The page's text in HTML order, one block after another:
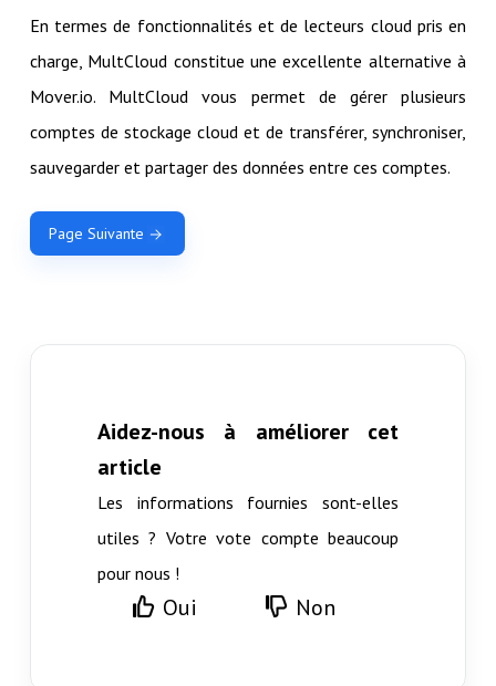
En termes de fonctionnalités et de lecteurs cloud pris en
charge, MultCloud constitue une excellente alternative à
Mover.io. MultCloud vous permet de gérer plusieurs
comptes de stockage cloud et de transférer, synchroniser,
sauvegarder et partager des données entre ces comptes.
Page Suivante
Aidez-nous à améliorer cet
article
Les informations fournies sont-elles
utiles ? Votre vote compte beaucoup
pour nous !
Oui Non